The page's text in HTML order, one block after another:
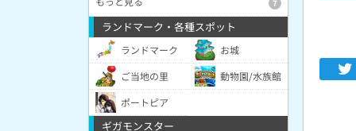
7
ランドマーク・各種スポット
ランドマーク
お城
ご当地の里
動物園/水族館
ポートピア
ギガモンスター